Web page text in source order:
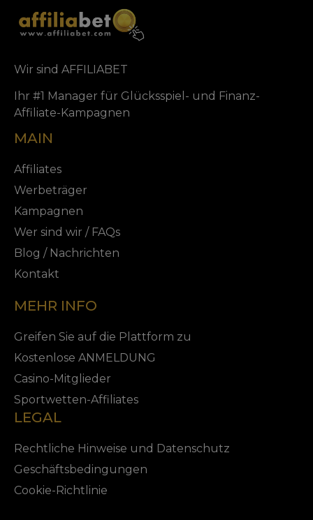
Wir sind AFFILIABET
Ihr #1 Manager für Glücksspiel- und Finanz-
Affiliate-Kampagnen
MAIN
Affiliates
Werbeträger
Kampagnen
Wer sind wir / FAQs
Blog / Nachrichten
Kontakt
MEHR INFO
Greifen Sie auf die Plattform zu
Kostenlose ANMELDUNG
Casino-Mitglieder
Sportwetten-Affiliates
LEGAL
Rechtliche Hinweise und Datenschutz
Geschäftsbedingungen
Cookie-Richtlinie